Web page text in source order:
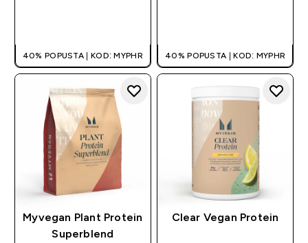
40% POPUSTA | KOD: MYPHR 40% POPUSTA | KOD: MYPHR
Myvegan Plant Protein
Superblend
Clear Vegan Protein